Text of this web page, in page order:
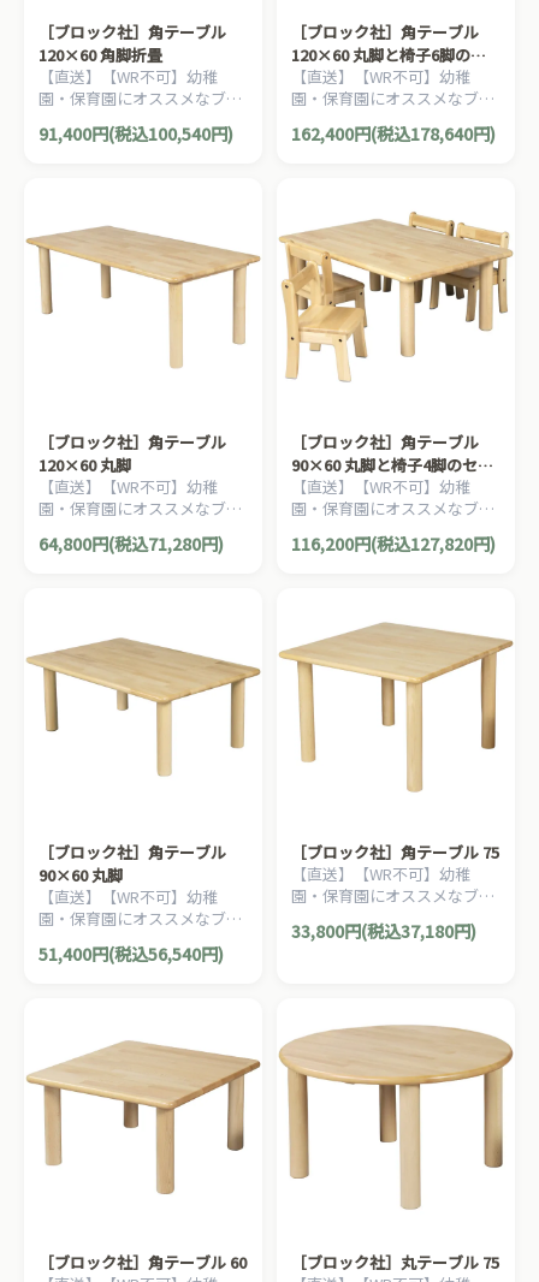
［ブロック社］角テーブル
120×60 角脚折畳
【直送】【WR不可】幼稚
園・保育園にオススメなブロ
ック社の木製子ども家具。耐
久性が優れたテーブルです。
91,400円(税込100,540円)
［ブロック社］角テーブル
120×60 丸脚と椅子6脚のセ
ット
【直送】【WR不可】幼稚
園・保育園にオススメなブロ
ック社の木製子ども家具。割
安なってるテーブルと椅子の
162,400円(税込178,640円)
［ブロック社］角テーブル
120×60 丸脚
【直送】【WR不可】幼稚
園・保育園にオススメなブロ
ック社の木製子ども家具。耐
久性が優れたテーブルです。
64,800円(税込71,280円)
［ブロック社］角テーブル
90×60 丸脚と椅子4脚のセッ
ト【直送】【WR不可】幼稚
園・保育園にオススメなブロ
ック社の木製子ども家具。割
安なってるテーブルと椅子の
116,200円(税込127,820円)
［ブロック社］角テーブル
90×60 丸脚
【直送】【WR不可】幼稚
園・保育園にオススメなブロ
ック社の木製子ども家具。耐
久性が優れたテーブルです。
51,400円(税込56,540円)
［ブロック社］角テーブル 75
【直送】【WR不可】幼稚
園・保育園にオススメなブロ
ック社の木製子ども家具。耐
久性が優れたテーブルです。
33,800円(税込37,180円)
［ブロック社］角テーブル 60
［ブロック社］丸テーブル 75